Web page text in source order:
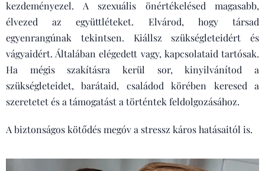
kezdeményezel. A szexuális önértékelésed magasabb,
élvezed az együttléteket. Elvárod, hogy társad
egyenrangúnak tekintsen. Kiállsz szükségleteidért és
vágyaidért. Általában elégedett vagy, kapcsolataid tartósak.
Ha mégis szakításra kerül sor, kinyilvánítod a
szükségleteidet, barátaid, családod körében keresed a
szeretetet és a támogatást a történtek feldolgozásához.
A biztonságos kötődés megóv a stressz káros hatásaitól is.